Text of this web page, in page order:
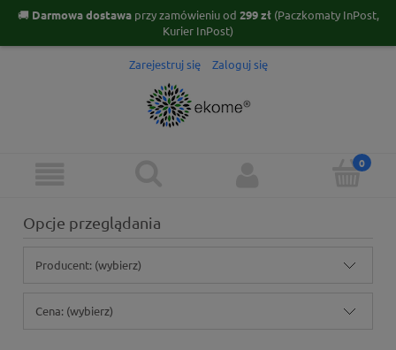
🚚 Darmowa dostawaprzy zamówieniu od 299 zł(Paczkomaty InPost,
Kurier InPost)
Zarejestruj się Zaloguj się
Opcje przeglądania
Producent: (wybierz)
Cena: (wybierz)